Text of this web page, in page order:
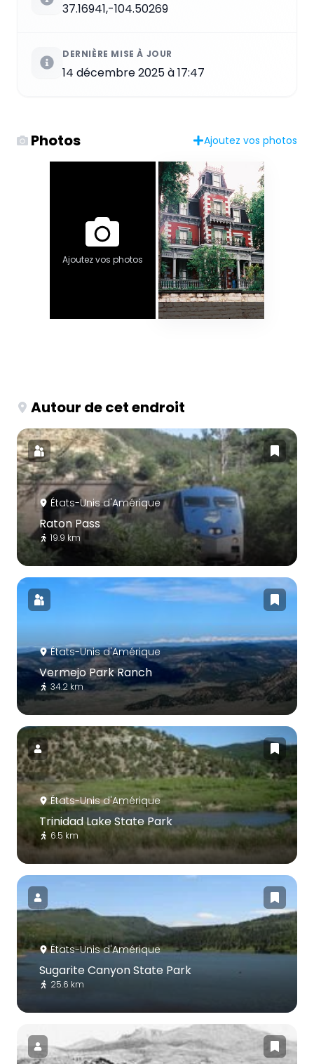
37.16941,-104.50269
DERNIÈRE MISE À JOUR
14 décembre 2025 à 17:47
Photos Ajoutez vos photos
Ajoutez vos photos
Autour de cet endroit
États-Unis d'Amérique
Raton Pass
19.9 km
États-Unis d'Amérique
Vermejo Park Ranch
34.2 km
États-Unis d'Amérique
Trinidad Lake State Park
6.5 km
États-Unis d'Amérique
Sugarite Canyon State Park
25.6 km